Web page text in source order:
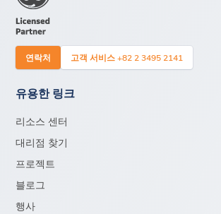
연락처 고객 서비스 +82 2 3495 2141
유용한 링크
리소스 센터
대리점 찾기
프로젝트
블로그
행사